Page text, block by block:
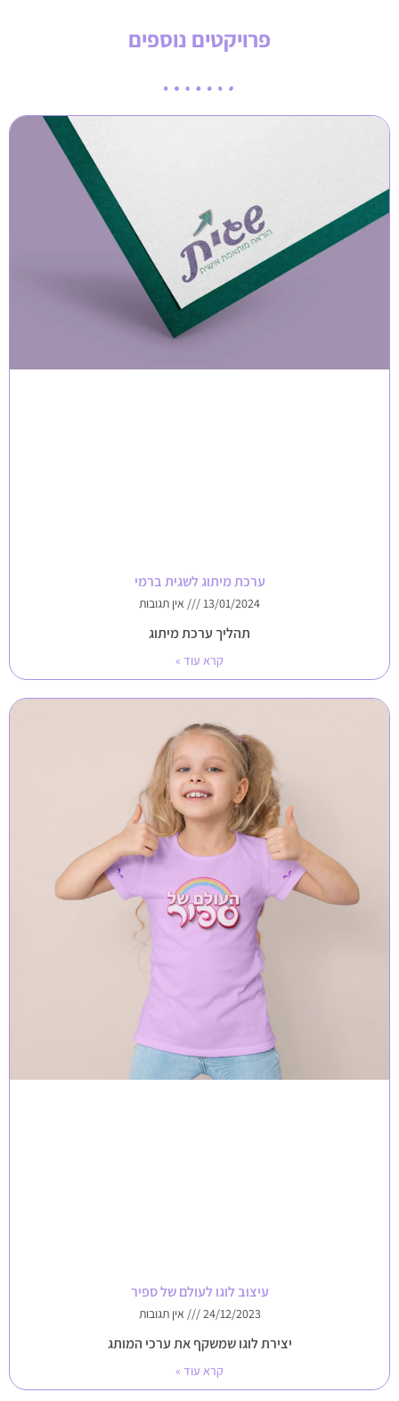
פרויקטים נוספים
ערכת מיתוג לשגית ברמי
13/01/2024 אין תגובות
תהליך ערכת מיתוג
קרא עוד »
עיצוב לוגו לעולם של ספיר
24/12/2023 אין תגובות
יצירת לוגו שמשקף את ערכי המותג
קרא עוד »